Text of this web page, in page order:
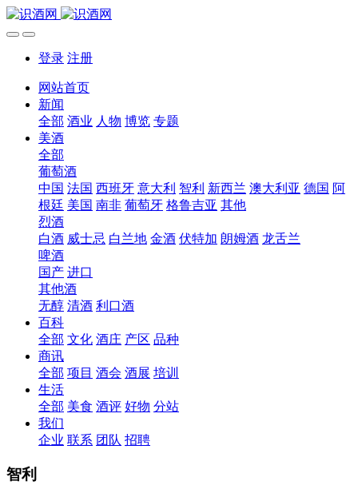
登录 注册
网站首页
新闻
全部 酒业 人物 博览 专题
美酒
全部
葡萄酒
中国 法国 西班牙 意大利 智利 新西兰 澳大利亚 德国 阿
根廷 美国 南非 葡萄牙 格鲁吉亚 其他
烈酒
白酒 威士忌 白兰地 金酒 伏特加 朗姆酒 龙舌兰
啤酒
国产 进口
其他酒
无醇 清酒 利口酒
百科
全部 文化 酒庄 产区 品种
商讯
全部 项目 酒会 酒展 培训
生活
全部 美食 酒评 好物 分站
我们
企业 联系 团队 招聘
智利